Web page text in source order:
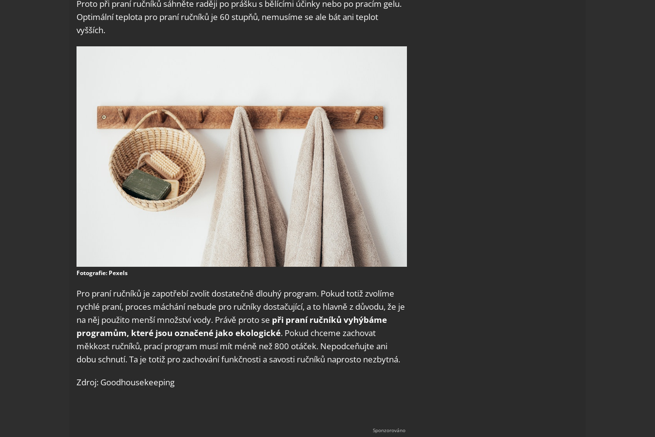
Proto při praní ručníků sáhněte raději po prášku s bělícími účinky nebo po pracím gelu.
Optimální teplota pro praní ručníků je 60 stupňů, nemusíme se ale bát ani teplot
vyšších.
Fotografie: Pexels
Pro praní ručníků je zapotřebí zvolit dostatečně dlouhý program. Pokud totiž zvolíme
rychlé praní, proces máchání nebude pro ručníky dostačující, a to hlavně z důvodu, že je
na něj použito menší množství vody. Právě proto se při praní ručníků vyhýbáme
programům, které jsou označené jako ekologické. Pokud chceme zachovat
měkkost ručníků, prací program musí mít méně než 800 otáček. Nepodceňujte ani
dobu schnutí. Ta je totiž pro zachování funkčnosti a savosti ručníků naprosto nezbytná.
Zdroj: Goodhousekeeping